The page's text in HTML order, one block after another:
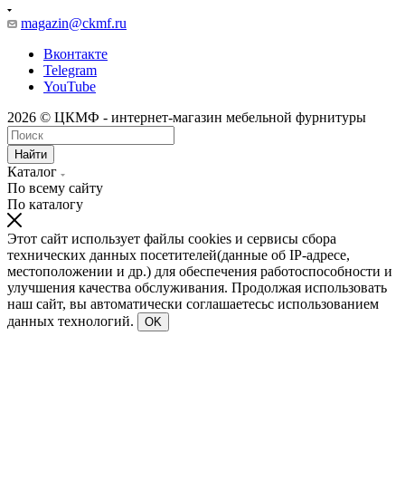
magazin@ckmf.ru
Вконтакте
Telegram
YouTube
2026 © ЦКМФ - интернет-магазин мебельной фурнитуры
Найти
Каталог
По всему сайту
По каталогу
Этот сайт использует файлы cookies и сервисы сбора
технических данных посетителей(данные об IP-адресе,
местоположении и др.) для обеспечения работоспособности и
улучшения качества обслуживания. Продолжая использовать
наш сайт, вы автоматически соглашаетесьс использованием
данных технологий.
OK